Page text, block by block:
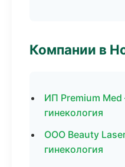
Компании в
ИП Premium
гинекология
ООО Beauty
гинекология